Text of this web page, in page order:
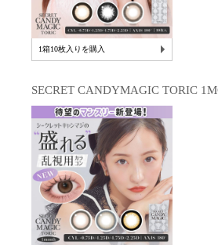
1箱10枚入りを購入
SECRET CANDYMAGIC TORIC